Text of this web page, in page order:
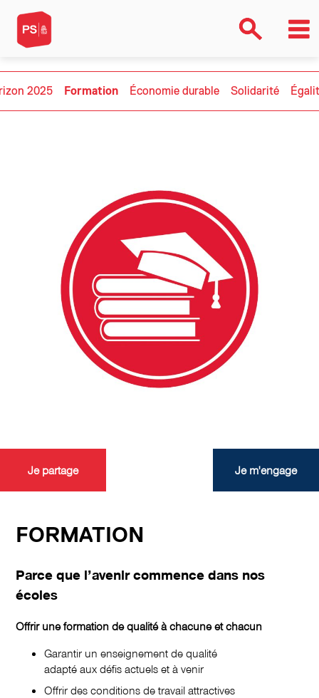
2025 Formation Économie durable Solidarité
FORMATION
Parce que l’avenir commence dans nos
écoles
Offrir une formation de qualité à chacune et chacun
Garantir un enseignement de qualité
adapté aux défis actuels et à venir
Offrir des conditions de travail attractives
Je partage Je m'engage